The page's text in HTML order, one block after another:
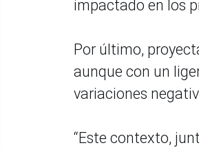
impactado en los
Por último,
aunque con un
variaciones
“Este contexto,